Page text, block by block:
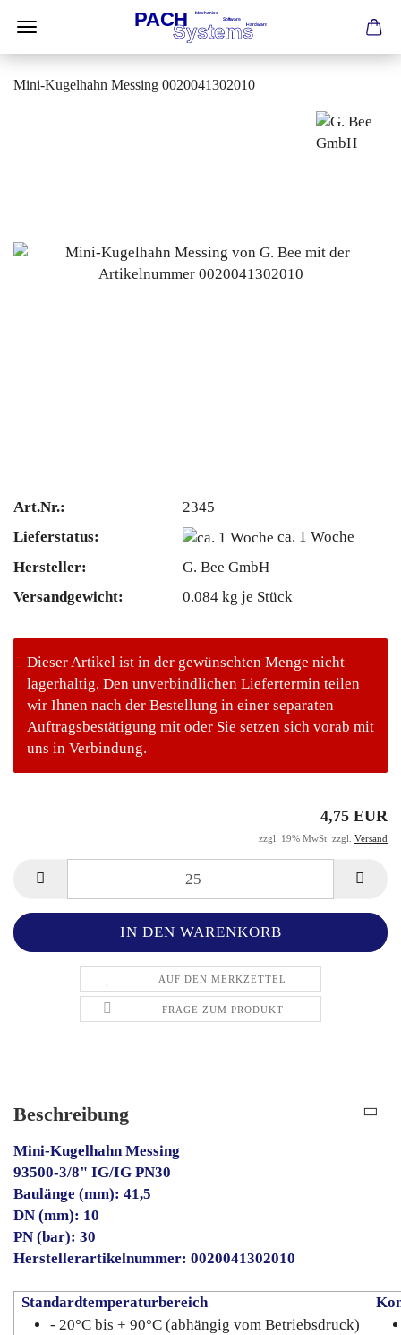
Mini-Kugelhahn Messing 0020041302010
Art.Nr.:
2345
Lieferstatus:
ca. 1 Woche
Hersteller:
G. Bee GmbH
Versandgewicht:
0.084 kg je Stück
Dieser Artikel ist in der gewünschten Menge nicht
lagerhaltig. Den unverbindlichen Liefertermin teilen
wir Ihnen nach der Bestellung in einer separaten
Auftragsbestätigung mit oder Sie setzen sich vorab mit
uns in Verbindung.
4,75 EUR
zzgl. 19% MwSt. zzgl. Versand
AUF DEN MERKZETTEL
FRAGE ZUM PRODUKT
Beschreibung
Mini-Kugelhahn Messing
93500-3/8" IG/IG PN30
Baulänge (mm): 41,5
DN (mm): 10
PN (bar): 30
Herstellerartikelnummer: 0020041302010
Standardtemperaturbereich
- 20°C bis + 90°C (abhängig vom Betriebsdruck)